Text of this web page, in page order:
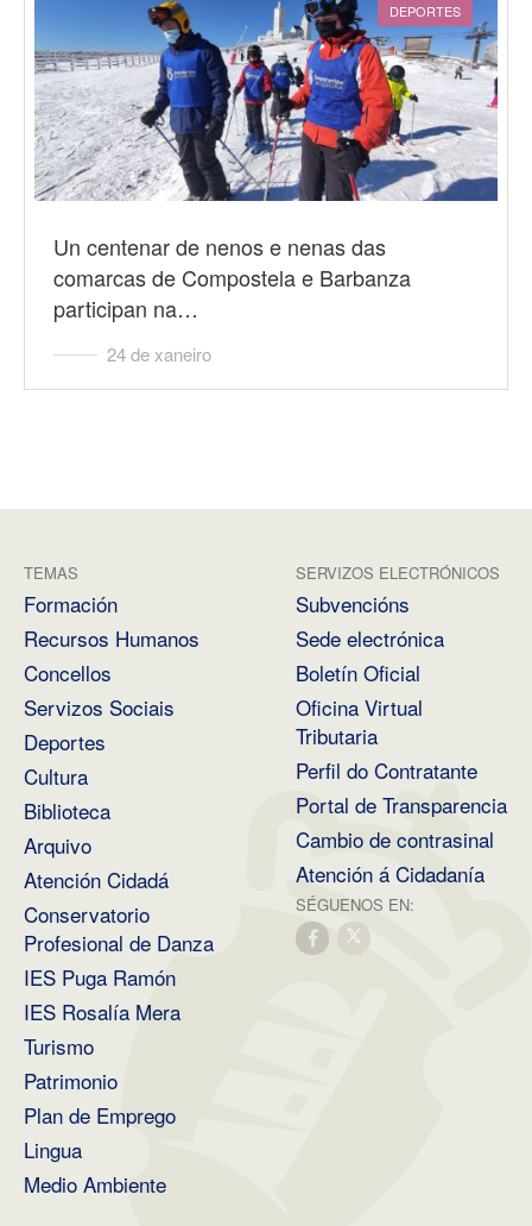
DEPORTES
Un centenar de nenos e nenas das
comarcas de Compostela e Barbanza
participan na…
24 de xaneiro
TEMAS
Formación
Recursos Humanos
Concellos
Servizos Sociais
Deportes
Cultura
Biblioteca
Arquivo
Atención Cidadá
Conservatorio
Profesional de Danza
IES Puga Ramón
IES Rosalía Mera
Turismo
Patrimonio
Plan de Emprego
Lingua
Medio Ambiente
SERVIZOS ELECTRÓNICOS
Subvencións
Sede electrónica
Boletín Oficial
Oficina Virtual
Tributaria
Perfil do Contratante
Portal de Transparencia
Cambio de contrasinal
Atención á Cidadanía
SÉGUENOS EN: